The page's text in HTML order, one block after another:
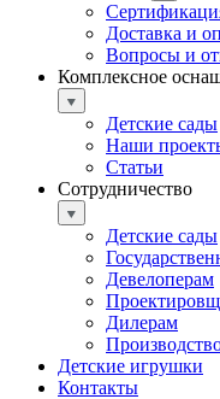
Доставка и
Вопросы и
Комплексное
Детские сады
Наши
Статьи
Сотрудничество
Детские сады
Девелоперам
Дилерам
Детские игрушки
Контакты